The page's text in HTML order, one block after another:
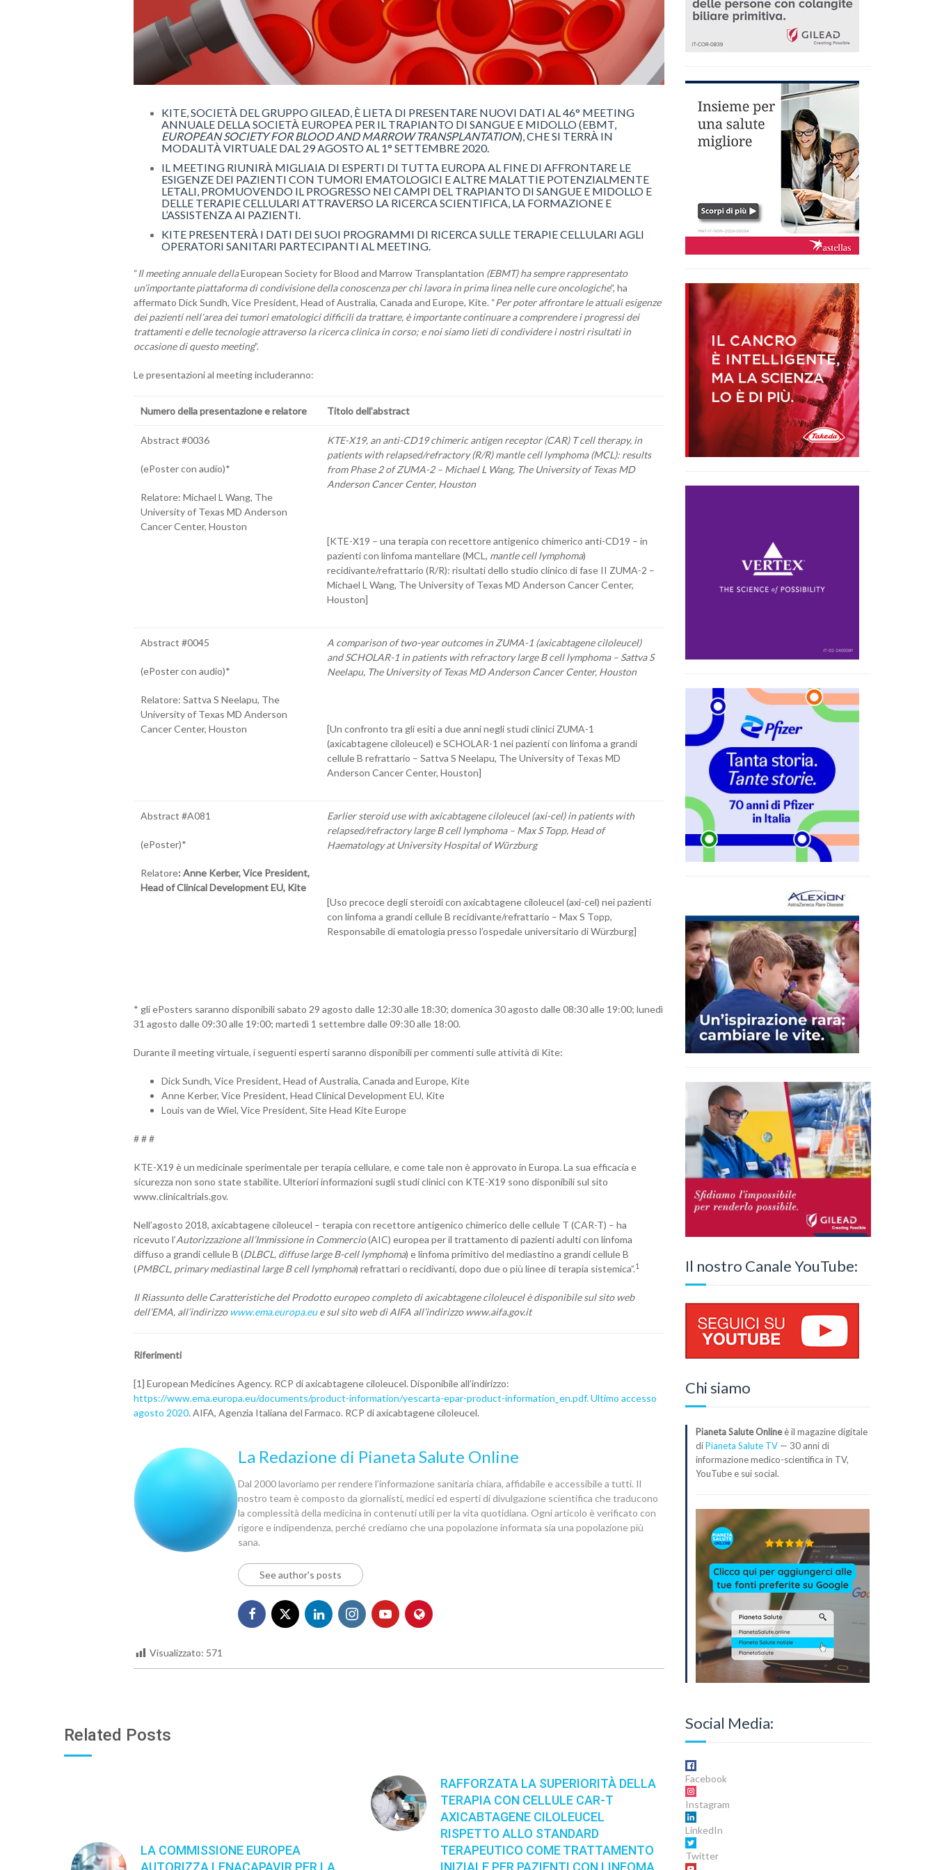
KITE, SOCIETÀ DEL GRUPPO GILEAD, È LIETA DI PRESENTARE NUOVI DATI AL 46° MEETING
ANNUALE DELLA SOCIETÀ EUROPEA PER IL TRAPIANTO DI SANGUE E MIDOLLO (EBMT,
EUROPEAN SOCIETY FOR BLOOD AND MARROW TRANSPLANTATION), CHE SI TERRÀ IN
MODALITÀ VIRTUALE DAL 29 AGOSTO AL 1° SETTEMBRE 2020.
IL MEETING RIUNIRÀ MIGLIAIA DI ESPERTI DI TUTTA EUROPA AL FINE DI AFFRONTARE LE
ESIGENZE DEI PAZIENTI CON TUMORI EMATOLOGICI E ALTRE MALATTIE POTENZIALMENTE
LETALI, PROMUOVENDO IL PROGRESSO NEI CAMPI DEL TRAPIANTO DI SANGUE E MIDOLLO E
DELLE TERAPIE CELLULARI ATTRAVERSO LA RICERCA SCIENTIFICA, LA FORMAZIONE E
L’ASSISTENZA AI PAZIENTI.
KITE PRESENTERÀ I DATI DEI SUOI PROGRAMMI DI RICERCA SULLE TERAPIE CELLULARI AGLI
OPERATORI SANITARI PARTECIPANTI AL MEETING.
“Il meeting annuale dellaEuropean Society for Blood and Marrow Transplantation (EBMT) ha sempre rappresentato
un’importante piattaforma di condivisione della conoscenza per chi lavora in prima linea nelle cure oncologiche”, ha
affermato Dick Sundh, Vice President, Head of Australia, Canada and Europe, Kite. “Per poter affrontare le attuali esigenze
dei pazienti nell’area dei tumori ematologici difficili da trattare, è importante continuare a comprendere i progressi dei
trattamenti e delle tecnologie attraverso la ricerca clinica in corso; e noi siamo lieti di condividere i nostri risultati in
occasione di questo meeting”.
Le presentazioni al meeting includeranno:
Numero della presentazione e relatore Titolo dell’abstract
Abstract #0036
(ePoster con audio)*
Relatore: Michael L Wang, The
University of Texas MD Anderson
Cancer Center, Houston
KTE-X19, an anti-CD19 chimeric antigen receptor (CAR) T cell therapy, in
patients with relapsed/refractory (R/R) mantle cell lymphoma (MCL): results
from Phase 2 of ZUMA-2 – Michael L Wang, The University of Texas MD
Anderson Cancer Center, Houston
[KTE-X19 – una terapia con recettore antigenico chimerico anti-CD19 – in
pazienti con linfoma mantellare (MCL, mantle cell lymphoma)
recidivante/refrattario (R/R): risultati dello studio clinico di fase II ZUMA-2 –
Michael L Wang, The University of Texas MD Anderson Cancer Center,
Houston]
Abstract #0045
(ePoster con audio)*
Relatore: Sattva S Neelapu, The
University of Texas MD Anderson
Cancer Center, Houston
A comparison of two-year outcomes in ZUMA-1 (axicabtagene ciloleucel)
and SCHOLAR-1 in patients with refractory large B cell lymphoma – Sattva S
Neelapu, The University of Texas MD Anderson Cancer Center, Houston
[Un confronto tra gli esiti a due anni negli studi clinici ZUMA-1
(axicabtagene ciloleucel) e SCHOLAR-1 nei pazienti con linfoma a grandi
cellule B refrattario – Sattva S Neelapu, The University of Texas MD
Anderson Cancer Center, Houston]
Abstract #A081
(ePoster)*
Relatore: Anne Kerber, Vice President,
Head of Clinical Development EU, Kite
Earlier steroid use with axicabtagene ciloleucel (axi-cel) in patients with
relapsed/refractory large B cell lymphoma – Max S Topp, Head of
Haematology at University Hospital of Würzburg
[Uso precoce degli steroidi con axicabtagene ciloleucel (axi-cel) nei pazienti
con linfoma a grandi cellule B recidivante/refrattario – Max S Topp,
Responsabile di ematologia presso l’ospedale universitario di Würzburg]
* gli ePosters saranno disponibili sabato 29 agosto dalle 12:30 alle 18:30; domenica 30 agosto dalle 08:30 alle 19:00; lunedì
31 agosto dalle 09:30 alle 19:00; martedì 1 settembre dalle 09:30 alle 18:00.
Durante il meeting virtuale, i seguenti esperti saranno disponibili per commenti sulle attività di Kite:
Dick Sundh, Vice President, Head of Australia, Canada and Europe, Kite
Anne Kerber, Vice President, Head Clinical Development EU, Kite
Louis van de Wiel, Vice President, Site Head Kite Europe
# # #
KTE-X19 è un medicinale sperimentale per terapia cellulare, e come tale non è approvato in Europa. La sua efficacia e
sicurezza non sono state stabilite. Ulteriori informazioni sugli studi clinici con KTE-X19 sono disponibili sul sito
www.clinicaltrials.gov.
Nell’agosto 2018, axicabtagene ciloleucel – terapia con recettore antigenico chimerico delle cellule T (CAR-T) – ha
ricevuto l’Autorizzazione all’Immissione in Commercio(AIC) europea per il trattamento di pazienti adulti con linfoma
diffuso a grandi cellule B (DLBCL, diffuse large B-cell lymphoma) e linfoma primitivo del mediastino a grandi cellule B
(PMBCL, primary mediastinal large B cell lymphoma) refrattari o recidivanti, dopo due o più linee di terapia sistemica”.1
Il Riassunto delle Caratteristiche del Prodotto europeo completo diaxicabtagene ciloleucelè disponibile sul sito web
dell’EMA, all’indirizzo www.ema.europa.eue sul sito web di AIFA all’indirizzo www.aifa.gov.it
Riferimenti
[1] European Medicines Agency. RCP di axicabtagene ciloleucel. Disponibile all’indirizzo:
https://www.ema.europa.eu/documents/product-information/yescarta-epar-product-information_en.pdf. Ultimo accesso
agosto 2020. AIFA, Agenzia Italiana del Farmaco. RCP di axicabtagene ciloleucel.
La Redazione di Pianeta Salute Online
Dal 2000 lavoriamo per rendere l’informazione sanitaria chiara, affidabile e accessibile a tutti. Il
nostro team è composto da giornalisti, medici ed esperti di divulgazione scientifica che traducono
la complessità della medicina in contenuti utili per la vita quotidiana. Ogni articolo è verificato con
rigore e indipendenza, perché crediamo che una popolazione informata sia una popolazione più
sana.
See author's posts
Visualizzato: 571
Related Posts
LA COMMISSIONE EUROPEA
AUTORIZZA LENACAPAVIR PER LA
RAFFORZATA LA SUPERIORITÀ DELLA
TERAPIA CON CELLULE CAR-T
AXICABTAGENE CILOLEUCEL
RISPETTO ALLO STANDARD
TERAPEUTICO COME TRATTAMENTO
INIZIALE PER PAZIENTI CON LINFOMA
Il nostro Canale YouTube:
Chi siamo
Pianeta Salute Onlineè il magazine digitale
diPianeta Salute TV— 30 anni di
informazione medico-scientifica in TV,
YouTube e sui social.
Social Media:
Facebook
Instagram
LinkedIn
Twitter